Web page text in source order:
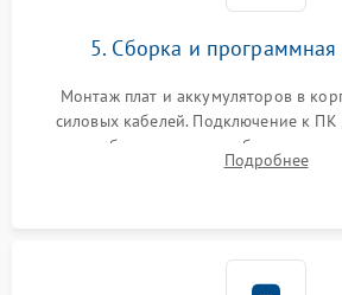
5. Сборка и программная
Монтаж плат и аккумуляторов в
силовых кабелей. Подключение к
калибровки констант батареи,
срабатывания AVR и сброса
Подробнее